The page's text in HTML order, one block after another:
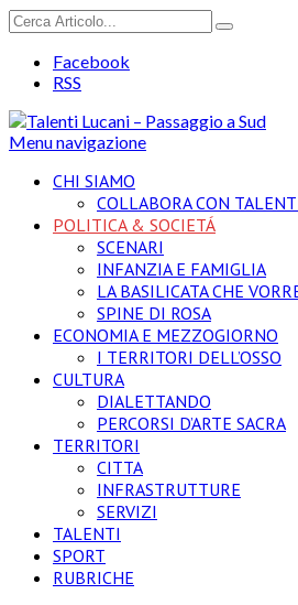
Facebook
RSS
Menu navigazione
CHI SIAMO
COLLABORA CON
POLITICA & SOCIETÁ
SCENARI
INFANZIA E FAMIGLIA
LA BASILICATA CHE
SPINE DI ROSA
ECONOMIA E MEZZOGIORNO
I TERRITORI DELL’OSSO
CULTURA
DIALETTANDO
PERCORSI D’ARTE SACRA
TERRITORI
CITTA
INFRASTRUTTURE
SERVIZI
TALENTI
SPORT
RUBRICHE